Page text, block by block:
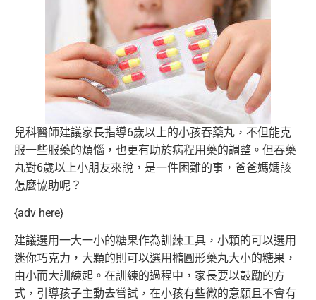
兒科醫師建議家長指導6歲以上的小孩吞藥丸， 不但能克
服一些服藥的煩惱，也更有助於病程用藥的調整。 但吞藥
丸對6歲以上小朋友來說，是一件困難的事， 爸爸媽媽該
怎麼協助呢？
{adv here}
建議選用一大一小的糖果作為訓練工具， 小顆的可以選用
迷你巧克力， 大顆的則可以選用橢圓形藥丸大小的糖果，
由小而大訓練起。 在訓練的過程中，家長要以鼓勵的方
式，引導孩子主動去嘗試， 在小孩有些微的意願且不會有